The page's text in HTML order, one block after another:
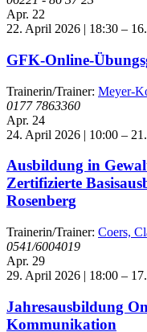
Apr. 22
22. April 2026 | 18:30 –
GFK-Online-
Trainerin/Trainer: Meyer-
0177 7863360
Apr. 24
24. April 2026 | 10:00 –
Ausbildung in
Zertifizierte
Rosenberg
Trainerin/Trainer: Coers,
0541/6004019
Apr. 29
29. April 2026 | 18:00 –
Jahresausbildung
Kommunikation